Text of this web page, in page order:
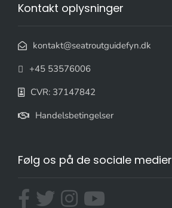
Kontakt oplysninger
kontakt@seatroutguidefyn.dk
+45 53576006
CVR: 37147842
Handelsbetingelser
Følg os på de sociale medier